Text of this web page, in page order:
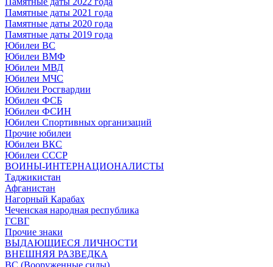
Памятные даты 2021 года
Памятные даты 2020 года
Памятные даты 2019 года
Юбилеи ВС
Юбилеи ВМФ
Юбилеи МВД
Юбилеи МЧС
Юбилеи Росгвардии
Юбилеи ФСБ
Юбилеи ФСИН
Юбилеи Спортивных организаций
Прочие юбилеи
Юбилеи ВКС
Юбилеи СССР
ВОИНЫ-ИНТЕРНАЦИОНАЛИСТЫ
Таджикистан
Афганистан
Нагорный Карабах
Чеченская народная республика
ГСВГ
Прочие знаки
ВЫДАЮЩИЕСЯ ЛИЧНОСТИ
ВНЕШНЯЯ РАЗВЕДКА
ВС (Вооруженные силы)